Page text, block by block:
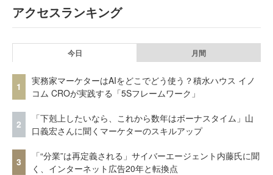
アクセスランキング
今日 月間
1
実務家マーケターはAIをどこでどう使う？積水ハウス イノ
コム CROが実践する「5Sフレームワーク」
2
「下剋上したいなら、これから数年はボーナスタイム」山
口義宏さんに聞くマーケターのスキルアップ
3
「“分業”は再定義される」サイバーエージェント内藤氏に聞
く、インターネット広告20年と転換点